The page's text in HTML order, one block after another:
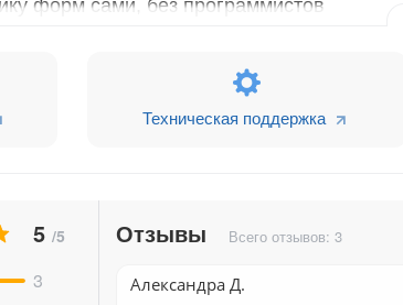
форм сами, без программистов
— никакого кода
— стройте логику любой сложности
(например, "Тип сделки")
работает
Техническая поддержка
5 /5
3
Отзывы Всего отзывов: 3
Александра Д.